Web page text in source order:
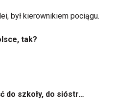
był kierownikiem pociągu.
tak?
do szkoły, do sióstr…